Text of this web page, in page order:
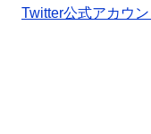
Twitter公式アカウン